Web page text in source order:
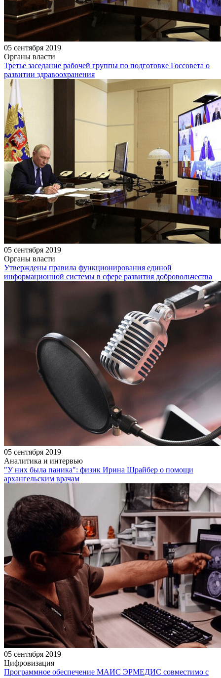
05 сентября 2019
Органы власти
Третье заседание рабочей группы по подготовке Госсовета о
развитии здравоохранения
05 сентября 2019
Органы власти
Утверждены правила функционирования единой
информационной системы в сфере развития добровольчества
05 сентября 2019
Аналитика и интервью
"У них была паника": физик Ирина Шрайбер о помощи
архангельским врачам
05 сентября 2019
Цифровизация
Программное обеспечение МАИС ЭРМЕДИС совместимо с